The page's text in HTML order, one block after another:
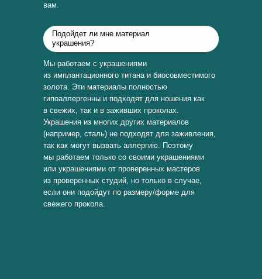
вам.
Подойдет ли мне материал
украшения?
Мы работаем с украшениями
из имплантационного титана и биосовместимого
золота. Эти материалы полностью
гипоаллергенны и подходят для ношения как
в свежих, так и в заживших проколах.
Украшения из многих других материалов
(например, сталь) не подходят для заживления,
так как могут вызвать аллергию. Поэтому
мы работаем только со своими украшениями
или украшениями от проверенных мастеров
из проверенных студий, но только в случае,
если они подойдут по размеру/форме для
свежего прокола.